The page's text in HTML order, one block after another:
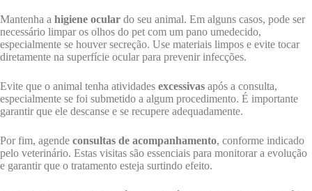
Mantenha a higiene ocular do seu animal. Em alguns casos, pode ser
necessário limpar os olhos do pet com um pano umedecido,
especialmente se houver secreção. Use materiais limpos e evite tocar
diretamente na superfície ocular para prevenir infecções.
Evite que o animal tenha atividades excessivas após a consulta,
especialmente se foi submetido a algum procedimento. É importante
garantir que ele descanse e se recupere adequadamente.
Por fim, agende consultas de acompanhamento, conforme indicado
pelo veterinário. Estas visitas são essenciais para monitorar a evolução
e garantir que o tratamento esteja surtindo efeito.